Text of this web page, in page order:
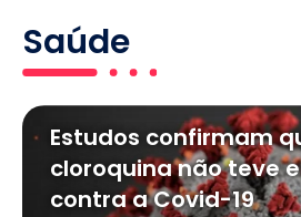
Saúde
Estudos confirmam
cloroquina não teve
contra a Covid-19